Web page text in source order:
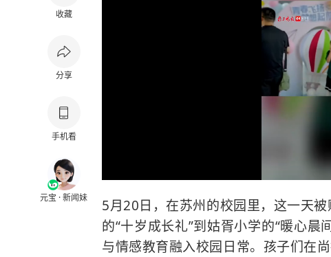
收藏
分享
手机看
元宝 · 新闻妹
5月20日，在苏州的校园里，这一天
的“十岁成长礼”到姑胥小学的“暖心
与情感教育融入校园日常。孩子们在